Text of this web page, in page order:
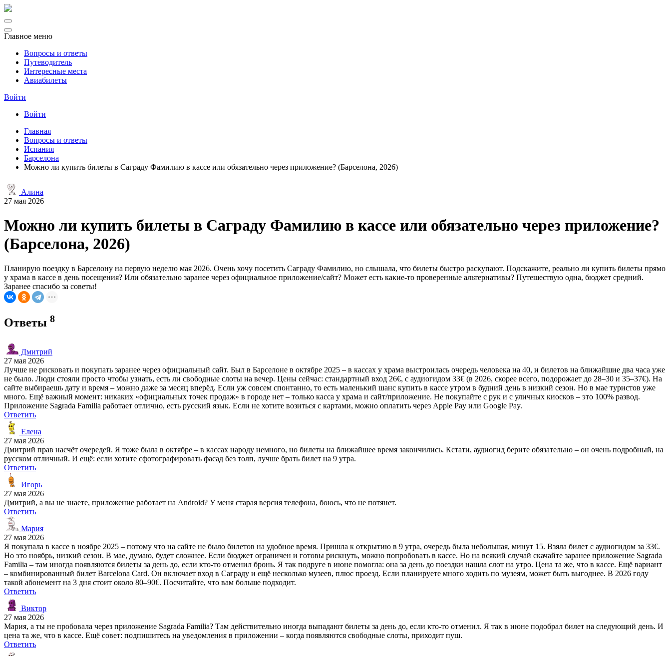
Главное меню
Вопросы и ответы
Путеводитель
Интересные места
Авиабилеты
Войти
Войти
Главная
Вопросы и ответы
Испания
Барселона
Можно ли купить билеты в Саграду Фамилию в кассе или обязательно через приложение? (Барселона, 2026)
Алина
27 мая 2026
Можно ли купить билеты в Саграду Фамилию в кассе или обязательно через приложение?
(Барселона, 2026)
Планирую поездку в Барселону на первую неделю мая 2026. Очень хочу посетить Саграду Фамилию, но слышала, что билеты быстро раскупают. Подскажите, реально ли купить билеты прямо
у храма в кассе в день посещения? Или обязательно заранее через официальное приложение/сайт? Может есть какие-то проверенные альтернативы? Путешествую одна, бюджет средний.
Заранее спасибо за советы!
Ответы 8
Дмитрий
27 мая 2026
Лучше не рисковать и покупать заранее через официальный сайт. Был в Барселоне в октябре 2025 – в кассах у храма выстроилась очередь человека на 40, и билетов на ближайшие два часа уже
не было. Люди стояли просто чтобы узнать, есть ли свободные слоты на вечер. Цены сейчас: стандартный вход 26€, с аудиогидом 33€ (в 2026, скорее всего, подорожает до 28–30 и 35–37€). На
сайте выбираешь дату и время – можно даже за месяц вперёд. Если уж совсем спонтанно, то есть маленький шанс купить в кассе утром в будний день в низкий сезон. Но в мае туристов уже
много. Ещё важный момент: никаких «официальных точек продаж» в городе нет – только касса у храма и сайт/приложение. Не покупайте с рук и с уличных киосков – это 100% развод.
Приложение Sagrada Familia работает отлично, есть русский язык. Если не хотите возиться с картами, можно оплатить через Apple Pay или Google Pay.
Ответить
Елена
27 мая 2026
Дмитрий прав насчёт очередей. Я тоже была в октябре – в кассах народу немного, но билеты на ближайшее время закончились. Кстати, аудиогид берите обязательно – он очень подробный, на
русском отличный. И ещё: если хотите сфотографировать фасад без толп, лучше брать билет на 9 утра.
Ответить
Игорь
27 мая 2026
Дмитрий, а вы не знаете, приложение работает на Android? У меня старая версия телефона, боюсь, что не потянет.
Ответить
Мария
27 мая 2026
Я покупала в кассе в ноябре 2025 – потому что на сайте не было билетов на удобное время. Пришла к открытию в 9 утра, очередь была небольшая, минут 15. Взяла билет с аудиогидом за 33€.
Но это ноябрь, низкий сезон. В мае, думаю, будет сложнее. Если бюджет ограничен и готовы рискнуть, можно попробовать в кассе. Но на всякий случай скачайте заранее приложение Sagrada
Familia – там иногда появляются билеты за день до, если кто-то отменил бронь. Я так подруге в июне помогла: она за день до поездки нашла слот на утро. Цена та же, что в кассе. Ещё вариант
– комбинированный билет Barcelona Card. Он включает вход в Саграду и ещё несколько музеев, плюс проезд. Если планируете много ходить по музеям, может быть выгоднее. В 2026 году
такой абонемент на 3 дня стоит около 80–90€. Посчитайте, что вам больше подходит.
Ответить
Виктор
27 мая 2026
Мария, а ты не пробовала через приложение Sagrada Familia? Там действительно иногда выпадают билеты за день до, если кто-то отменил. Я так в июне подобрал билет на следующий день. И
цена та же, что в кассе. Ещё совет: подпишитесь на уведомления в приложении – когда появляются свободные слоты, приходит пуш.
Ответить